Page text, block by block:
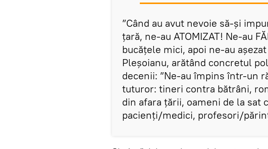
”Când au avut nevoie să-și
țară, ne-au ATOMIZAT! Ne-au
bucățele mici, apoi ne-au
Pleșoianu, arătând concretul
decenii: ”Ne-au împins într-un
tuturor: tineri contra bătrâni,
din afara țării, oameni de la sat
pacienți/medici, profesori/